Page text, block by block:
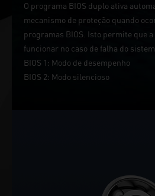
O programa BIOS duplo ativa
mecanismo de proteção quando
programas BIOS. Isto permite que
funcionar no caso de falha do
BIOS 1: Modo de desempenho
BIOS 2: Modo silencioso